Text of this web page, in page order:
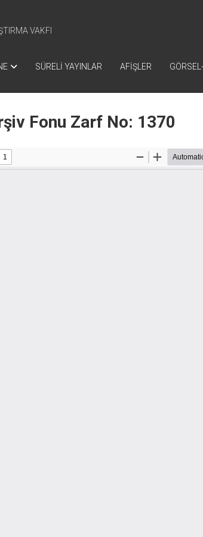
VAKFI
SÜRELİ YAYINLAR AFİŞLER
Fonu Zarf No: 1370